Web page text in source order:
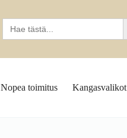
Search
for:
Nopea toimitus Kangasvalikot